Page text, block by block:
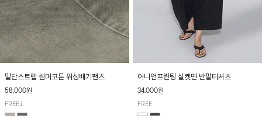
밑단스트랩 썸머코튼 워싱배기팬츠
58,000원
FREE,L
어니언프린팅 실켓면 반팔티셔츠
34,000원
FREE